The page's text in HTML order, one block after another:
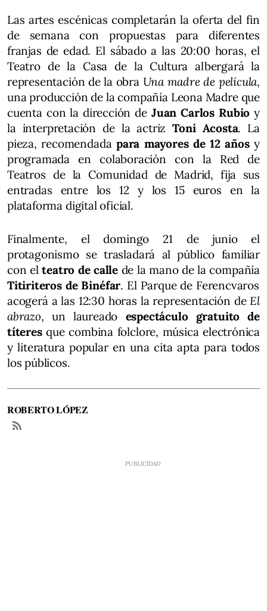
Las artes escénicas completarán la oferta del fin
de semana con propuestas para diferentes
franjas de edad. El sábado a las 20:00 horas, el
Teatro de la Casa de la Cultura albergará la
representación de la obra Una madre de película,
una producción de la compañía Leona Madre que
cuenta con la dirección de Juan Carlos Rubio y
la interpretación de la actrizToni Acosta. La
pieza, recomendada para mayores de 12 añosy
programada en colaboración con la Red de
Teatros de la Comunidad de Madrid, fija sus
entradas entre los 12 y los 15 euros en la
plataforma digital oficial.
Finalmente, el domingo 21 de junio el
protagonismo se trasladará al público familiar
con elteatro de calle de la mano de la compañía
Titiriteros de Binéfar. El Parque de Ferencvaros
acogerá a las 12:30 horas la representación deEl
abrazo, un laureado espectáculo gratuito de
títeresque combina folclore, música electrónica
y literatura popular en una cita apta para todos
los públicos.
ROBERTO LÓPEZ